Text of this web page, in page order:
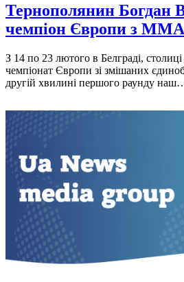
Тернополянин Богдан
чемпіон Європи з ММА
З 14 по 23 лютого в Белграді, столиці
чемпіонат Європи зі змішаних
другій хвилині першого раунду